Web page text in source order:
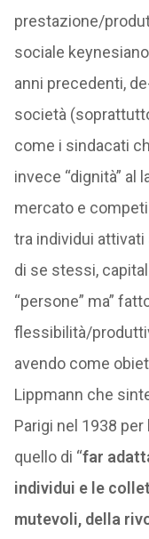
prestazione/
sociale
anni precedenti,
società
come i sindacati
invece “dignità” al
mercato e
tra individui
di se stessi,
“persone” ma”
flessibilità/
avendo come
Lippmann che
Parigi nel 1938
quello di “far
individui e le
mutevoli, della